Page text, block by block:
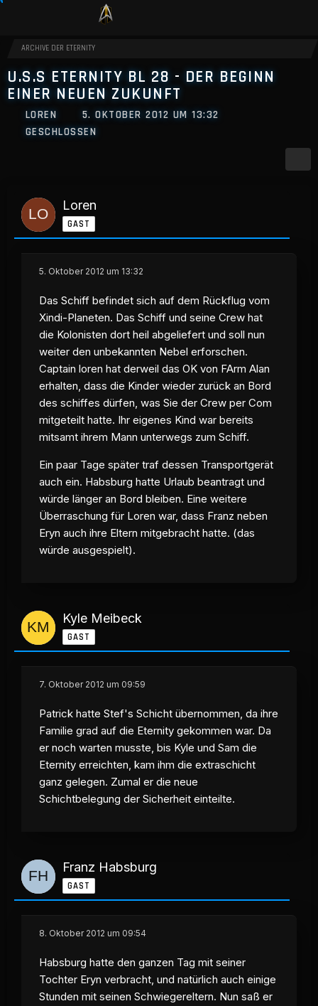
ARCHIVE DER ETERNITY
U.S.S ETERNITY BL 28 - DER BEGINN
EINER NEUEN ZUKUNFT
LOREN
5. OKTOBER 2012 UM 13:32
GESCHLOSSEN
Loren
GAST
5. Oktober 2012 um 13:32
Das Schiff befindet sich auf dem Rückflug vom
Xindi-Planeten. Das Schiff und seine Crew hat
die Kolonisten dort heil abgeliefert und soll nun
weiter den unbekannten Nebel erforschen.
Captain loren hat derweil das OK von FArm Alan
erhalten, dass die Kinder wieder zurück an Bord
des schiffes dürfen, was Sie der Crew per Com
mitgeteilt hatte. Ihr eigenes Kind war bereits
mitsamt ihrem Mann unterwegs zum Schiff.
Ein paar Tage später traf dessen Transportgerät
auch ein. Habsburg hatte Urlaub beantragt und
würde länger an Bord bleiben. Eine weitere
Überraschung für Loren war, dass Franz neben
Eryn auch ihre Eltern mitgebracht hatte. (das
würde ausgespielt).
Kyle Meibeck
GAST
7. Oktober 2012 um 09:59
Patrick hatte Stef's Schicht übernommen, da ihre
Familie grad auf die Eternity gekommen war. Da
er noch warten musste, bis Kyle und Sam die
Eternity erreichten, kam ihm die extraschicht
ganz gelegen. Zumal er die neue
Schichtbelegung der Sicherheit einteilte.
Franz Habsburg
GAST
8. Oktober 2012 um 09:54
Habsburg hatte den ganzen Tag mit seiner
Tochter Eryn verbracht, und natürlich auch einige
Stunden mit seinen Schwiegereltern. Nun saß er